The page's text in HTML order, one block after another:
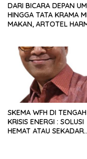
DARI BICARA DEPAN
HINGGA TATA KRAMA
MAKAN, ARTOTEL
SKEMA WFH DI TENGAH
KRISIS ENERGI : SOLUSI
HEMAT ATAU SEKADAR